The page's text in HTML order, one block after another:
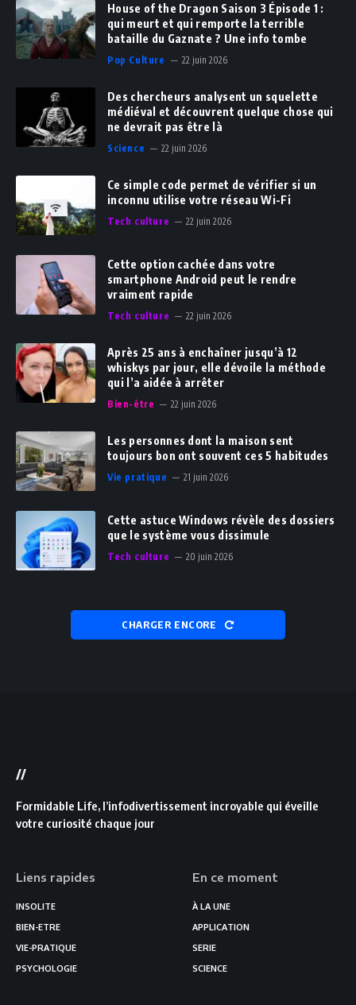
House of the Dragon Saison 3 Épisode 1 :
qui meurt et qui remporte la terrible
bataille du Gaznate ? Une info tombe
Pop Culture 22 juin 2026
Des chercheurs analysent un squelette
médiéval et découvrent quelque chose qui
ne devrait pas être là
Science 22 juin 2026
Ce simple code permet de vérifier si un
inconnu utilise votre réseau Wi-Fi
Tech culture 22 juin 2026
Cette option cachée dans votre
smartphone Android peut le rendre
vraiment rapide
Tech culture 22 juin 2026
Après 25 ans à enchaîner jusqu’à 12
whiskys par jour, elle dévoile la méthode
qui l’a aidée à arrêter
Bien-être 22 juin 2026
Les personnes dont la maison sent
toujours bon ont souvent ces 5 habitudes
Vie pratique 21 juin 2026
Cette astuce Windows révèle des dossiers
que le système vous dissimule
Tech culture 20 juin 2026
CHARGER ENCORE
//
Formidable Life, l’infodivertissement incroyable qui éveille
votre curiosité chaque jour
Liens rapides
INSOLITE
BIEN-ETRE
VIE-PRATIQUE
PSYCHOLOGIE
En ce moment
À LA UNE
APPLICATION
SERIE
SCIENCE